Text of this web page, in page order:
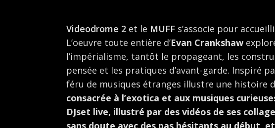
Videodrome 2 et le MUFF s’associe pour
L’oeuvre toute entière d’Evan Crankshaw
l’impérialisme, tantôt le propageant, les
pensée et les pratiques d’avant-garde. Inspiré
féru de musiques étranges illustre une histoire
consacrée à l’exotica et aux musiques
DJset live, illustré par des vidéos de ses
sans doute avec des pas hésitants au début,